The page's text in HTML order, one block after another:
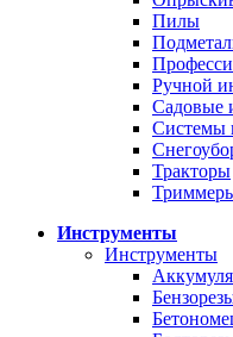
Пилы
Ручной
Садовые
Системы
Тракторы
Инструменты
Инструменты